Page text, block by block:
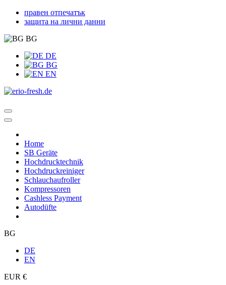
правен отпечатък
защита на лични данни
BG
DE
BG
EN
Home
SB Geräte
Hochdrucktechnik
Hochdruckreiniger
Schlauchaufroller
Kompressoren
Cashless Payment
Autodüfte
BG
DE
EN
EUR €